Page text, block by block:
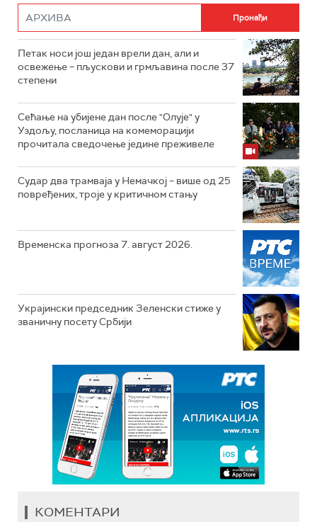
Петак носи још један врели дан, али и
освежење – пљускови и грмљавина после 37
степени
Сећање на убијене дан после "Олује" у
Уздољу, посланица на комеморацији
прочитала сведочење једине преживеле
Судар два трамваја у Немачкој – више од 25
повређених, троје у критичном стању
Временска прогноза 7. август 2026.
Украјински председник Зеленски стиже у
званичну посету Србији
КОМЕНТАРИ